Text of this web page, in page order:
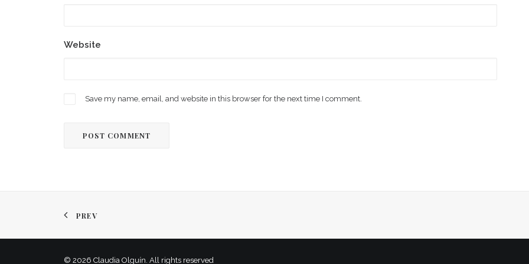
Website
Save my name, email, and website in this browser for the next time I comment.
PREV
© 2026 Claudia Olguín. All rights reserved